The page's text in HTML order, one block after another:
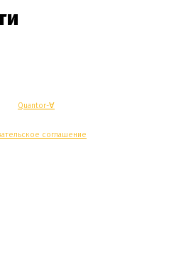
Quantor-∀
соглашение